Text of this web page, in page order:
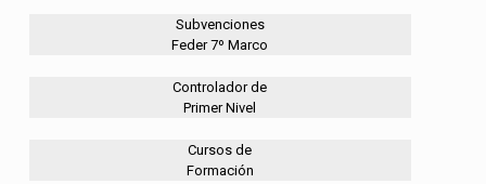
Subvenciones
Feder 7º Marco
Controlador de
Primer Nivel
Cursos de
Formación